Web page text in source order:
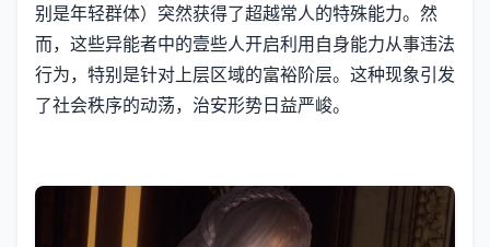
别是年轻群体）突然获得了超越常人的特殊能力。然
而，这些异能者中的壹些人开启利用自身能力从事违法
行为，特别是针对上层区域的富裕阶层。这种现象引发
了社会秩序的动荡，治安形势日益严峻。